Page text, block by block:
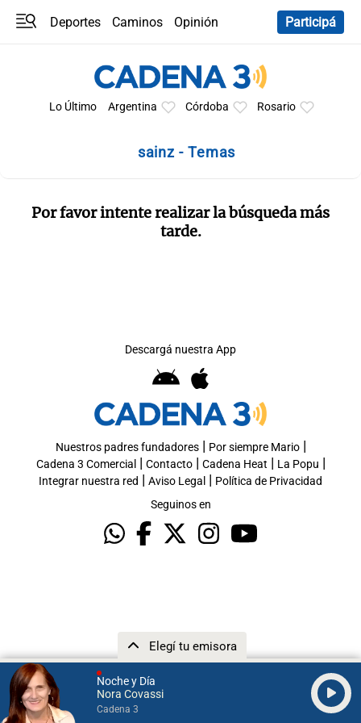
Noche y Día
Nora Covassi
Cadena 3
Elegí tu emisora
Deportes Caminos
Opinión
Participá
Lo Último Argentina Córdoba Rosario
sainz - Temas
Por favor intente realizar la búsqueda más
tarde.
Descargá nuestra App
Nuestros padres fundadores| Por siempre Mario|
Cadena 3 Comercial | Contacto| Cadena Heat | La Popu |
Integrar nuestra red | Aviso Legal | Política de Privacidad
Seguinos en